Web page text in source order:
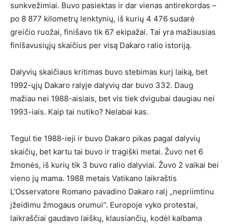
sunkvežimiai. Buvo pasiektas ir dar vienas antirekordas –
po 8 877 kilometrų lenktynių, iš kurių 4 476 sudarė
greičio ruožai, finišavo tik 67 ekipažai. Tai yra mažiausias
finišavusiųjų skaičius per visą Dakaro ralio istoriją.
Dalyvių skaičiaus kritimas buvo stebimas kurį laiką, bet
1992-ųjų Dakaro ralyje dalyvių dar buvo 332. Daug
mažiau nei 1988-aisiais, bet vis tiek dvigubai daugiau nei
1993-iais. Kaip tai nutiko? Nelabai kas.
Tegul tie 1988-ieji ir buvo Dakaro pikas pagal dalyvių
skaičių, bet kartu tai buvo ir tragiški metai. Žuvo net 6
žmonės, iš kurių tik 3 buvo ralio dalyviai. Žuvo 2 vaikai bei
vieno jų mama. 1988 metais Vatikano laikraštis
L’Osservatore Romano pavadino Dakaro ralį „nepriimtinu
įžeidimu žmogaus orumui“. Europoje vyko protestai,
laikraščiai gaudavo laiškų, klausiančių, kodėl kalbama